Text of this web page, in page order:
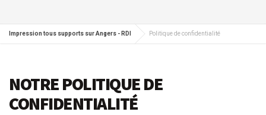
Impression tous supports sur Angers - RDI Politique de confidentialité
NOTRE POLITIQUE DE
CONFIDENTIALITÉ